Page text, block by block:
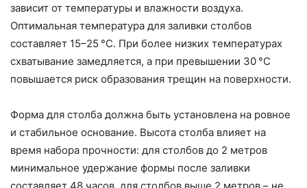
зависит от температуры и влажности воздуха.
Оптимальная температура для заливки столбов
составляет 15–25 °C. При более низких температурах
схватывание замедляется, а при превышении 30 °C
повышается риск образования трещин на поверхности.
Форма для столба должна быть установлена на ровное
и стабильное основание. Высота столба влияет на
время набора прочности: для столбов до 2 метров
минимальное удержание формы после заливки